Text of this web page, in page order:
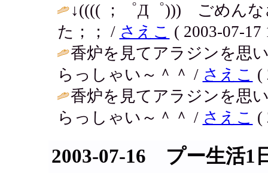
↓(((( ；゜Д゜))) ごめんな
た；； / さえこ ( 2003-07-17
香炉を見てアラジンを思
らっしゃい～＾＾ / さえこ (
香炉を見てアラジンを思
らっしゃい～＾＾ / さえこ (
2003-07-16 プー生活1